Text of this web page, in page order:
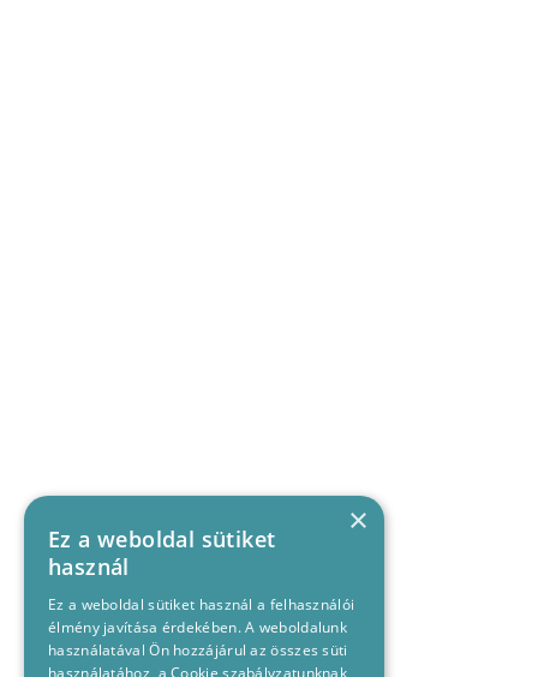
×
Ez a weboldal sütiket
használ
Ez a weboldal sütiket használ a felhasználói
élmény javítása érdekében. A weboldalunk
használatával Ön hozzájárul az összes süti
használatához, a Cookie szabályzatunknak